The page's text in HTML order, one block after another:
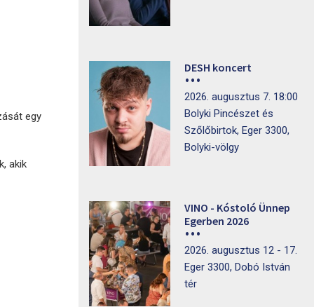
egy
akik
DESH koncert
2026. augusztus 7. 18:00
Bolyki Pincészet és
Szőlőbirtok, Eger 3300,
Bolyki-völgy
VINO - Kóstoló Ünnep
Egerben 2026
2026. augusztus 12 - 17.
Eger 3300, Dobó István
tér